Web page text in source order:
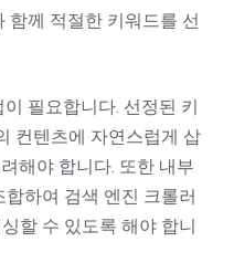
함께 적절한 키워드를 선
필요합니다. 선정된 키
컨텐츠에 자연스럽게 삽
해야 합니다. 또한 내부
하여 검색 엔진 크롤러
할 수 있도록 해야 합니